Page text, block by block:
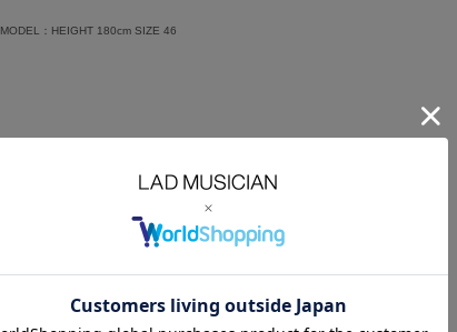
MODEL：HEIGHT 180cm SIZE 46